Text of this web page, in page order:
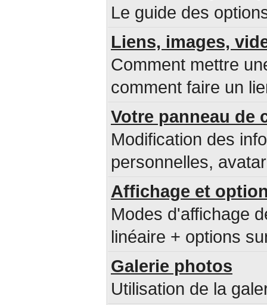
Le guide des
Liens, images,
Comment mettre
comment faire un
Votre panneau de
Modification des
personnelles,
Affichage et
Modes d'affichage
linéaire + options
Galerie photos
Utilisation de la